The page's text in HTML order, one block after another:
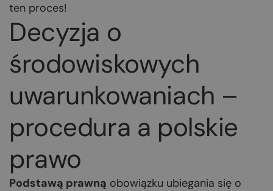
ten proces!
Decyzja o
środowiskowych
uwarunkowaniach –
procedura a polskie
prawo
Podstawą prawną obowiązku ubiegania się o